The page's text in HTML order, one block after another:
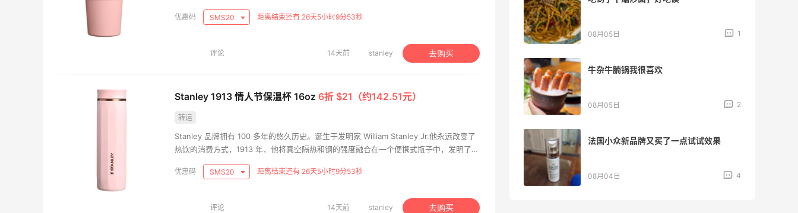
们今天所熟知和喜爱的全钢真空瓶。在此后的一个世纪里，他的真空瓶从概念演变为标
志，并已成为工作日、公路旅行和户外探险的重要组成部分。
SMS20 距离结束还有 26天5小时9分53秒
评论 14天前 stanley 去购买
Stanley 1913 情人节保温杯 16oz 6折 $21（约142.51元）
转运
Stanley 品牌拥有 100 多年的悠久历史。诞生于发明家 William Stanley Jr.他永远改变了
热饮的消费方式，1913 年，他将真空隔热和钢的强度融合在一个便携式瓶子中，发明了我
们今天所熟知和喜爱的全钢真空瓶。在此后的一个世纪里，他的真空瓶从概念演变为标
志，并已成为工作日、公路旅行和户外探险的重要组成部分。
SMS20 距离结束还有 26天5小时9分53秒
评论 14天前 stanley 去购买
2026海淘折扣预测！
兰蔻粉金管新色212哪个网站可以海淘？
1
1
2
法国小众新品牌又买了一点试试效果
4
【黑五海淘攻略】Tory burch US黑五
iherb维生素b推荐好物，性价比超高